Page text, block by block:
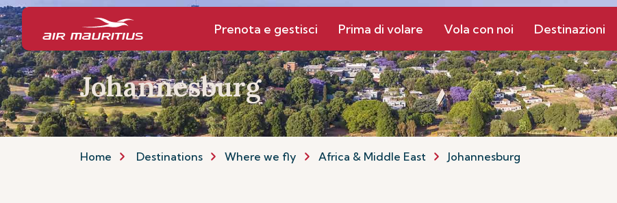
Prenota e gestisci Prima di volare Vola con noi Destinazioni
Johannesburg
Home Destinations Where we fly Africa & Middle East Johannesburg